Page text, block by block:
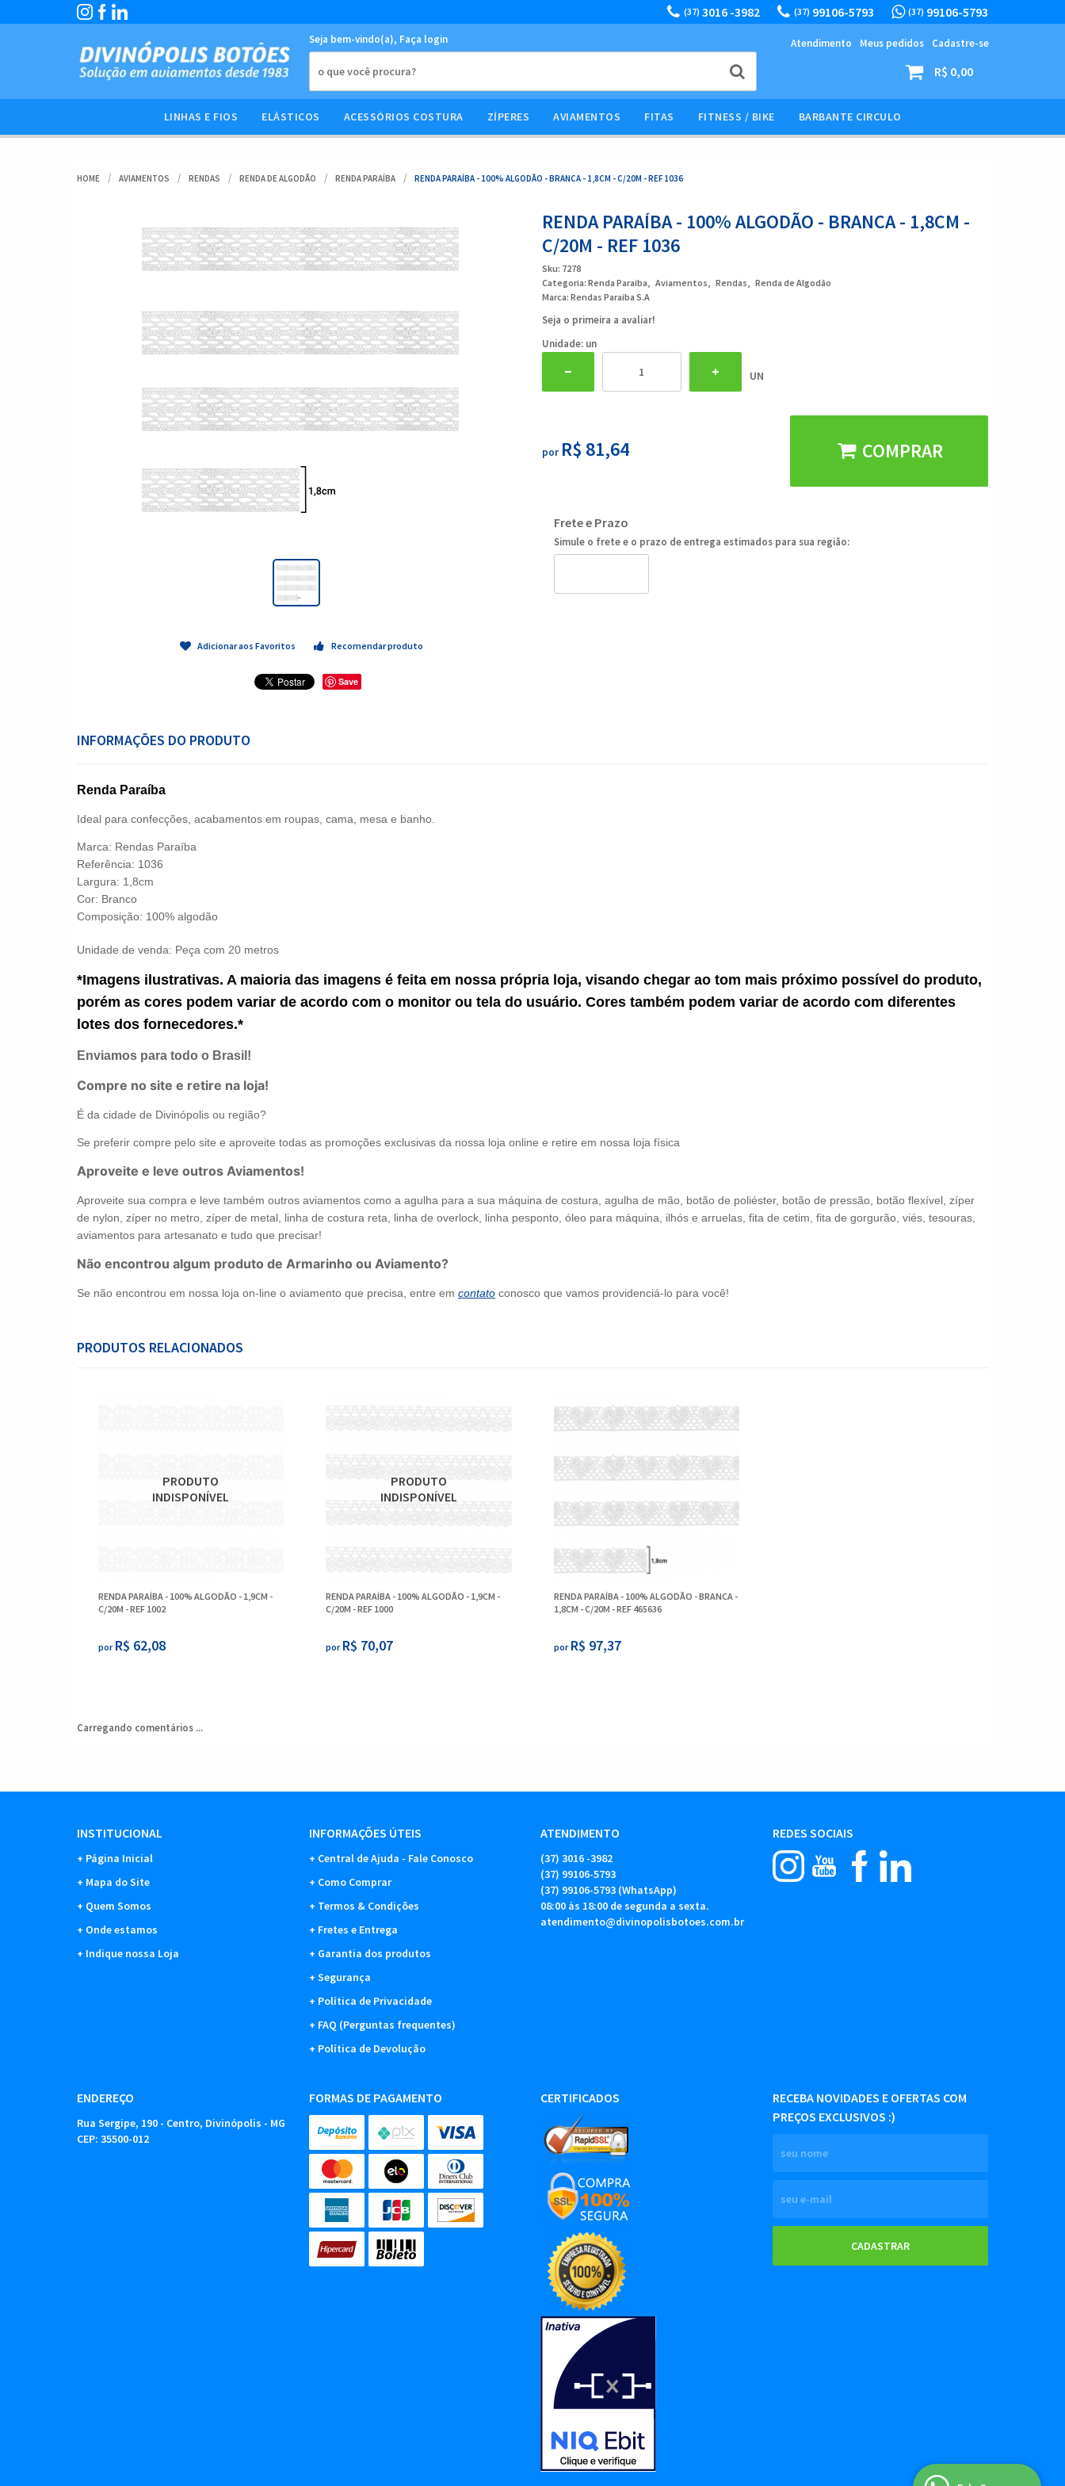
(37) 3016 -3982 (37) 99106-5793 (37) 99106-5793
Seja bem-vindo(a), Faça login Atendimento Meus pedidos Cadastre-se
R$ 0,00
LINHAS E FIOS ELÁSTICOS ACESSÓRIOS COSTURA ZÍPERES AVIAMENTOS FITAS FITNESS / BIKE BARBANTE CIRCULO
HOME AVIAMENTOS RENDAS RENDA DE ALGODÃO RENDA PARAÍBA RENDA PARAÍBA - 100% ALGODÃO - BRANCA - 1,8CM - C/20M - REF 1036
Adicionar aos Favoritos Recomendar produto
Save
RENDA PARAÍBA - 100% ALGODÃO - BRANCA - 1,8CM -
C/20M - REF 1036
Sku: 7278
Categoria: Renda Paraíba Aviamentos Rendas
Renda de Algodão
Marca: Rendas Paraíba S.A
Seja o primeira a avaliar!
Unidade: un
UN
por R$ 81,64 COMPRAR
Frete e Prazo
Simule o frete e o prazo de entrega estimados para sua região:
INFORMAÇÕES DO PRODUTO
Renda Paraíba
Ideal para confecções, acabamentos em roupas, cama, mesa e banho.
Marca: Rendas Paraíba
Referência: 1036
Largura: 1,8cm
Cor: Branco
Composição: 100% algodão
Unidade de venda: Peça com 20 metros
*Imagens ilustrativas. A maioria das imagens é feita em nossa própria loja, visando chegar ao tom mais próximo possível do produto,
porém as cores podem variar de acordo com o monitor ou tela do usuário. Cores também podem variar de acordo com diferentes
lotes dos fornecedores.*
Enviamos para todo o Brasil!
Compre no site e retire na loja!
É da cidade de Divinópolis ou região?
Se preferir compre pelo site e aproveite todas as promoções exclusivas da nossa loja online e retire em nossa loja física
Aproveite e leve outros Aviamentos!
Aproveite sua compra e leve também outros aviamentos como a agulha para a sua máquina de costura, agulha de mão, botão de poliéster, botão de pressão, botão flexível, zíper
de nylon, zíper no metro, zíper de metal, linha de costura reta, linha de overlock, linha pesponto, óleo para máquina, ilhós e arruelas, fita de cetim, fita de gorgurão, viés, tesouras,
aviamentos para artesanato e tudo que precisar!
Não encontrou algum produto de Armarinho ou Aviamento?
Se não encontrou em nossa loja on-line o aviamento que precisa, entre em contato conosco que vamos providenciá-lo para você!
PRODUTOS RELACIONADOS
RENDA PARAÍBA - 100% ALGODÃO - 1,9CM -
C/20M - REF 1002
por R$ 62,08
RENDA PARAÍBA - 100% ALGODÃO - 1,9CM -
C/20M - REF 1000
por R$ 70,07
RENDA PARAÍBA - 100% ALGODÃO - BRANCA -
1,8CM - C/20M - REF 465636
por R$ 97,37
Carregando comentários ...
INSTITUCIONAL
Página Inicial
Mapa do Site
Quem Somos
Onde estamos
Indique nossa Loja
INFORMAÇÕES ÚTEIS
Central de Ajuda - Fale Conosco
Como Comprar
Termos & Condições
Fretes e Entrega
Garantia dos produtos
Segurança
Política de Privacidade
FAQ (Perguntas frequentes)
Política de Devolução
ATENDIMENTO
(37) 3016 -3982
(37) 99106-5793
(37) 99106-5793 (WhatsApp)
08:00 às 18:00 de segunda a sexta.
atendimento@divinopolisbotoes.com.br
REDES SOCIAIS
ENDEREÇO
Rua Sergipe, 190 - Centro, Divinópolis - MG
CEP: 35500-012
FORMAS DE PAGAMENTO CERTIFICADOS
RECEBA NOVIDADES E OFERTAS COM
PREÇOS EXCLUSIVOS :)
CADASTRAR